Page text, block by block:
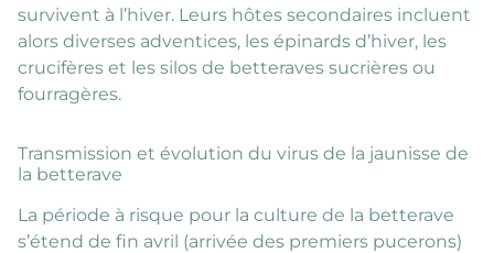
survivent à l’hiver. Leurs hôtes secondaires incluent
alors diverses adventices, les épinards d’hiver, les
crucifères et les silos de betteraves sucrières ou
fourragères.
Transmission et évolution du virus de la jaunisse de
la betterave
La période à risque pour la culture de la betterave
s’étend de fin avril (arrivée des premiers pucerons)